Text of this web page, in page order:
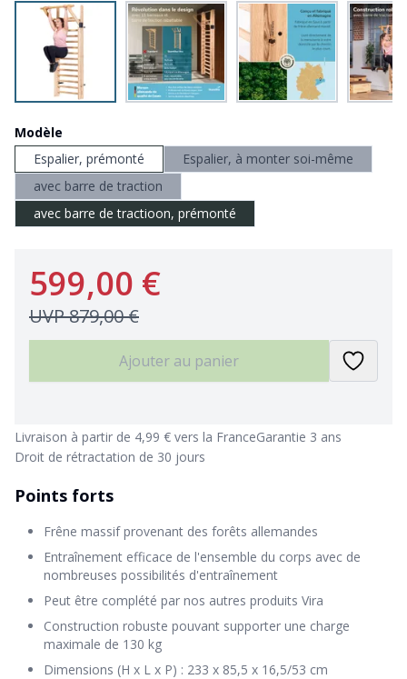
Modèle
Espalier, prémonté
Espalier, à monter soi-même
avec barre de traction
avec barre de tractioon, prémonté
599,00 €
UVP879,00 €
Ajouter au panier
Livraison à partir de 4,99 € vers la FranceGarantie 3 ans
Droit de rétractation de 30 jours
Points forts
Frêne massif provenant des forêts allemandes
Entraînement efficace de l'ensemble du corps avec de
nombreuses possibilités d'entraînement
Peut être complété par nos autres produits Vira
Construction robuste pouvant supporter une charge
maximale de 130 kg
Dimensions (H x L x P) : 233 x 85,5 x 16,5/53 cm